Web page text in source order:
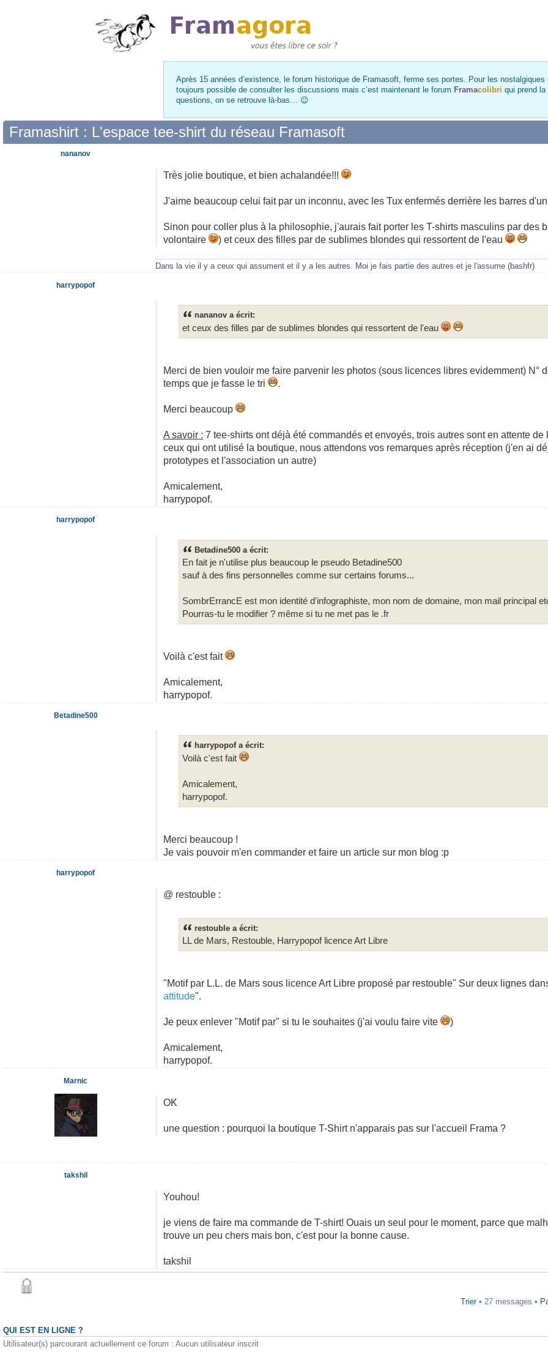
Après 15 années d’existence, le forum historique de Framasoft, ferme ses portes. Pour les
toujours possible de consulter les discussions mais c’est maintenant le forum Framacolibri qui prend
questions, on se retrouve là-bas… 😉
Framashirt : L'espace tee-shirt du réseau Framasoft
Très jolie boutique, et bien achalandée!!!
J'aime beaucoup celui fait par un inconnu, avec les Tux enfermés derrière les barres
Sinon pour coller plus à la philosophie, j'aurais fait porter les T-shirts masculins par des
volontaire
) et ceux des filles par de sublimes blondes qui ressortent de l'eau
Dans la vie il y a ceux qui assument et il y a les autres. Moi je fais partie des autres et je l'assume (bashfr)
nananov
nananov a écrit:
et ceux des filles par de sublimes blondes qui ressortent de l'eau
Merci de bien vouloir me faire parvenir les photos (sous licences libres evidemment) N°
temps que je fasse le tri
.
Merci beaucoup
A savoir : 7 tee-shirts ont déjà été commandés et envoyés, trois autres sont en attente
ceux qui ont utilisé la boutique, nous attendons vos remarques après réception (j'en ai
prototypes et l'association un autre)
Amicalement,
harrypopof.
harrypopof
Betadine500 a écrit:
En fait je n'utilise plus beaucoup le pseudo Betadine500
sauf à des fins personnelles comme sur certains forums...
SombrErrancE est mon identité d'infographiste, mon nom de domaine, mon mail principal
Pourras-tu le modifier ? même si tu ne met pas le .fr
Voilà c'est fait
Amicalement,
harrypopof.
harrypopof
harrypopof a écrit:
Voilà c'est fait
Amicalement,
harrypopof.
Merci beaucoup !
Je vais pouvoir m'en commander et faire un article sur mon blog :p
Betadine500
@ restouble :
restouble a écrit:
LL de Mars, Restouble, Harrypopof licence Art Libre
"Motif par L.L. de Mars sous licence Art Libre proposé par restouble" Sur deux lignes
attitude".
Je peux enlever "Motif par" si tu le souhaites (j'ai voulu faire vite )
Amicalement,
harrypopof.
harrypopof
OK
une question : pourquoi la boutique T-Shirt n'apparais pas sur l'accueil Frama ?
Marnic
Youhou!
je viens de faire ma commande de T-shirt! Ouais un seul pour le moment, parce que
trouve un peu chers mais bon, c'est pour la bonne cause.
takshil
takshil
Trier• 27 messages •
QUI EST EN LIGNE ?
Utilisateur(s) parcourant actuellement ce forum : Aucun utilisateur inscrit